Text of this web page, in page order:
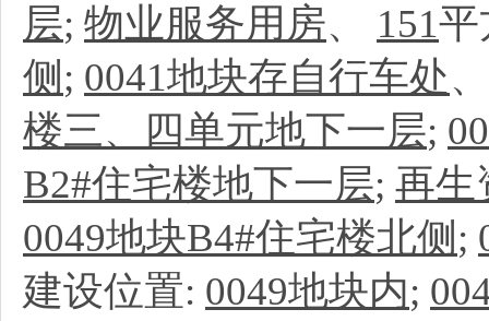
层; 物业服务用房、 151
侧 ; 0041地块存自行车处
楼三、四单元地下一层;
B2#住宅楼地下一层; 再生
0049地块B4#住宅楼北侧 ;
建设位置: 0049地块内;